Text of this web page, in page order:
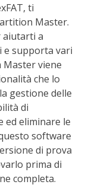
ti
Master.
aiutarti a
supporta vari
Master viene
che lo
gestione delle
di
ed eliminare le
software
di prova
prima di
completa.